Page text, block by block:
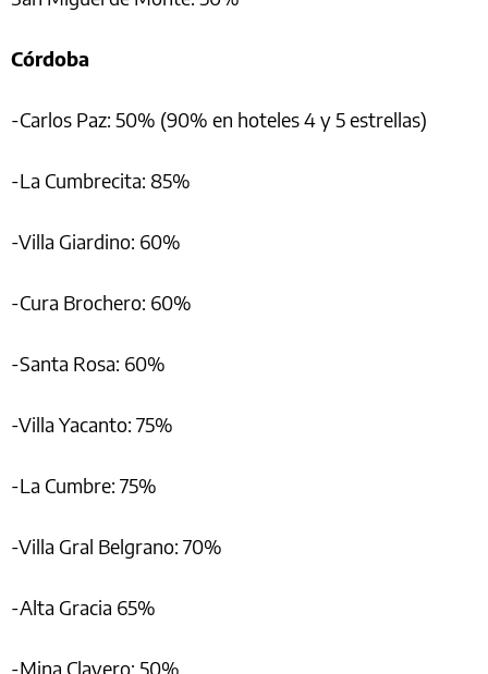
Córdoba
-Carlos Paz: 50% (90% en hoteles 4 y 5 estrellas)
-La Cumbrecita: 85%
-Villa Giardino: 60%
-Cura Brochero: 60%
-Santa Rosa: 60%
-Villa Yacanto: 75%
-La Cumbre: 75%
-Villa Gral Belgrano: 70%
-Alta Gracia 65%
-Mina Clavero: 50%